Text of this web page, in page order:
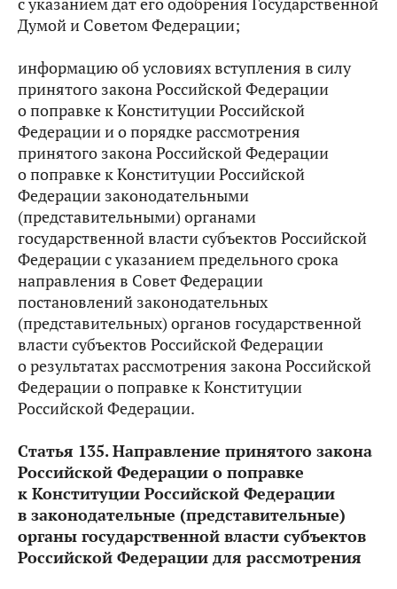
Думой и Советом Федерации;
информацию об условиях вступления в силу
принятого закона Российской Федерации
о поправке к Конституции Российской
Федерации и о порядке рассмотрения
принятого закона Российской Федерации
о поправке к Конституции Российской
Федерации законодательными
(представительными) органами
государственной власти субъектов Российской
Федерации с указанием предельного срока
направления в Совет Федерации
постановлений законодательных
(представительных) органов государственной
власти субъектов Российской Федерации
о результатах рассмотрения закона Российской
Федерации о поправке к Конституции
Российской Федерации.
Статья 135. Направление принятого закона
Российской Федерации о поправке
к Конституции Российской Федерации
в законодательные (представительные)
органы государственной власти субъектов
Российской Федерации для рассмотрения